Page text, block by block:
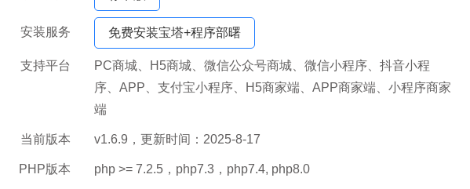
安装服务 免费安装宝塔+程序部曙
支持平台
PC商城、H5商城、微信公众号商城、微信小程序、抖音小程
序、APP、支付宝小程序、H5商家端、APP商家端、小程序商家
端
当前版本 v1.6.9，更新时间：2025-8-17
PHP版本 php >= 7.2.5，php7.3，php7.4, php8.0